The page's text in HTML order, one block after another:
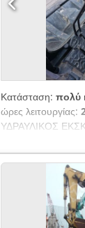
Κατάσταση: πολύ
ώρες λειτουργίας:
ΥΔΡΑΥΛΙΚΟΣ
ΜΟΝΤΕΛΟ:
ΚΑΤΑΣΚΕΥΗΣ: